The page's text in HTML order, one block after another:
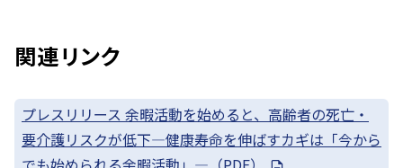
関連リンク
プレスリリース 余暇活動を始めると、高齢者の死亡・
要介護リスクが低下—健康寿命を伸ばすカギは「今から